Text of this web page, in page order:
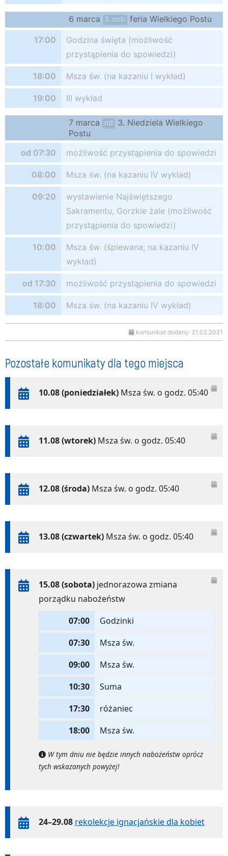
6 marca 1. sob feria Wielkiego Postu
17:00
Godzina święta (możliwość
przystąpienia do spowiedzi)
18:00 Msza św. (na kazaniu I wykład)
19:00 III wykład
7 marca nd
3. Niedziela Wielkiego
Postu
od 07:30
możliwość przystąpienia do spowiedzi
08:00 Msza św. (na kazaniu IV wykład)
09:20
wystawienie Najświętszego
Sakramentu, Gorzkie żale (możliwość
przystąpienia do spowiedzi)
10:00
Msza św. (śpiewana; na kazaniu IV
wykład)
od 17:30 możliwość przystąpienia do spowiedzi
18:00 Msza św. (na kazaniu IV wykład)
komunikat dodany: 21.02.2021
Pozostałe komunikaty dla tego miejsca
10.08 (poniedziałek)Msza św. o godz. 05:40
11.08 (wtorek)Msza św. o godz. 05:40
12.08 (środa)Msza św. o godz. 05:40
13.08 (czwartek)Msza św. o godz. 05:40
15.08 (sobota)jednorazowa zmiana
porządku nabożeństw
07:00
Godzinki
07:30
Msza św.
09:00
Msza św.
10:30
Suma
17:30
różaniec
18:00
Msza św.
W tym dniu nie będzie innych nabożeństw oprócz
tych wskazanych powyżej!
24–29.08 rekolekcje ignacjańskie dla kobiet